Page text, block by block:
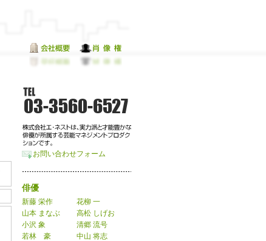
お問い合わせフォーム
俳優
新藤 栄作
花柳 一
山本 まなぶ
高松 しげお
小沢 象
清郷 流号
若林 豪
中山 将志